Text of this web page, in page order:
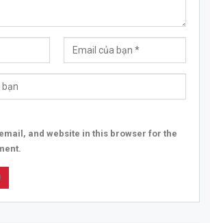
and website in this browser for the